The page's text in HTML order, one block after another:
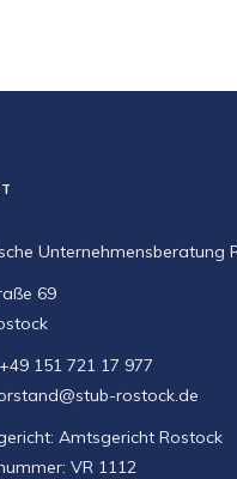
Unternehmensberatung
69
151 721 17 977
rostock.de
Amtsgericht Rostock
VR 1112